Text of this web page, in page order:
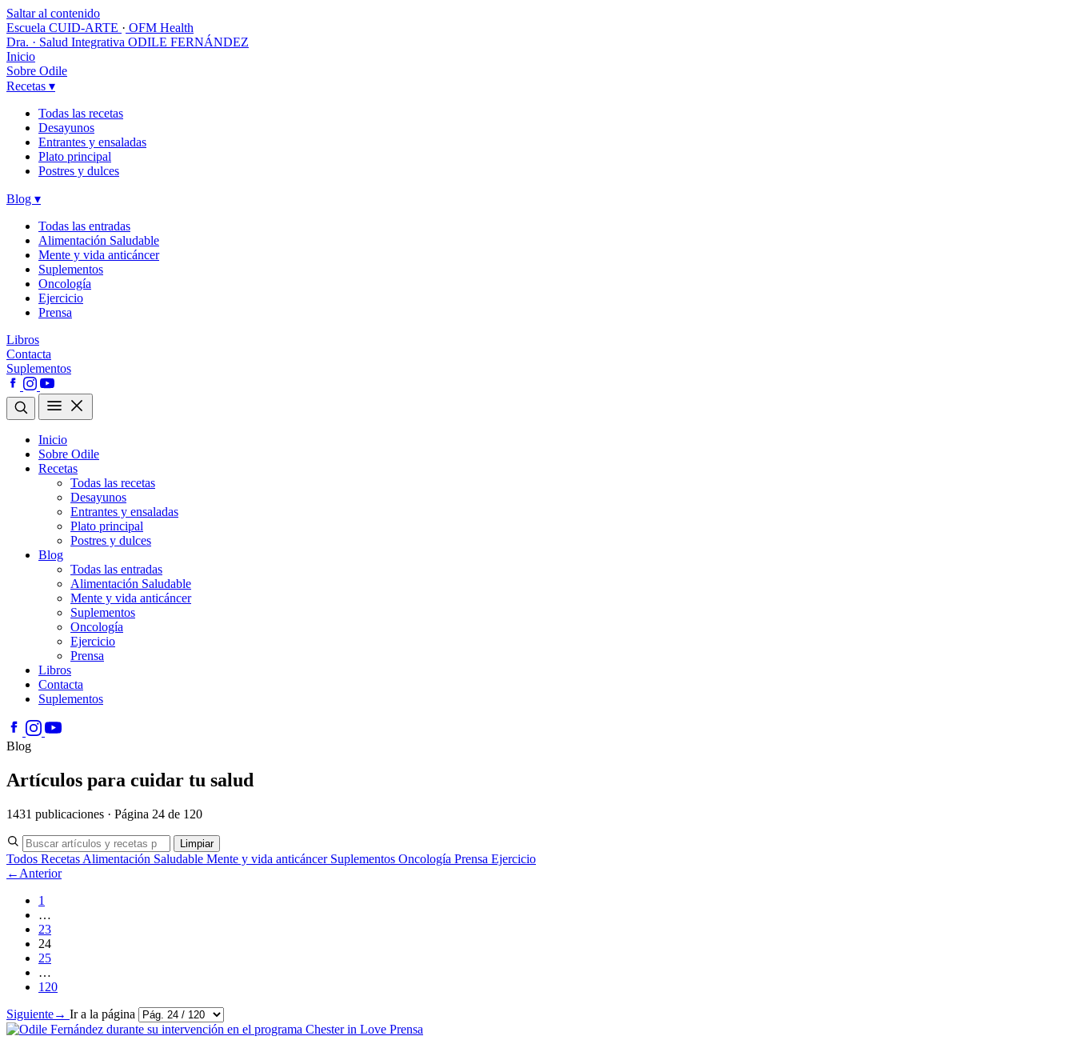
Saltar al contenido
Escuela CUID-ARTE · OFM Health
Dra. · Salud Integrativa ODILE FERNÁNDEZ
Inicio
Sobre Odile
Recetas ▾
Todas las recetas
Desayunos
Entrantes y ensaladas
Plato principal
Postres y dulces
Blog ▾
Todas las entradas
Alimentación Saludable
Mente y vida anticáncer
Suplementos
Oncología
Ejercicio
Prensa
Libros
Contacta
Suplementos
Inicio
Sobre Odile
Recetas
Todas las recetas
Desayunos
Entrantes y ensaladas
Plato principal
Postres y dulces
Blog
Todas las entradas
Alimentación Saludable
Mente y vida anticáncer
Suplementos
Oncología
Ejercicio
Prensa
Libros
Contacta
Suplementos
Blog
Artículos para cuidar tu salud
1431 publicaciones · Página 24 de 120
Limpiar
Todos Recetas Alimentación Saludable Mente y vida anticáncer Suplementos Oncología Prensa Ejercicio
← Anterior
1
…
23
24
25
…
120
Siguiente→ Ir a la página
Prensa